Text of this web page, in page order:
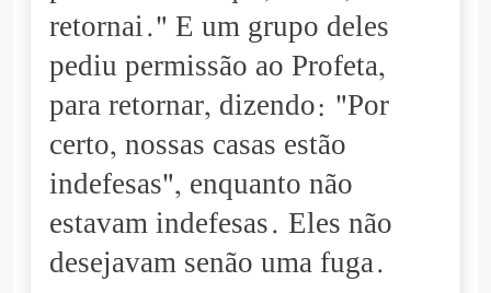
retornai." E um grupo deles
pediu permissão ao Profeta,
para retornar, dizendo: "Por
certo, nossas casas estão
indefesas", enquanto não
estavam indefesas. Eles não
desejavam senão uma fuga.